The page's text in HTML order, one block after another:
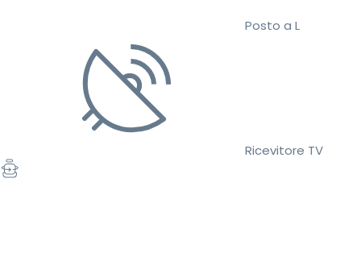
Posto a L
Ricevitore TV